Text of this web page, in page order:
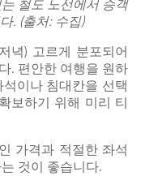
철도 노선에서 승객
. (출처: 수집)
녁) 고르게 분포되어
. 편안한 여행을 원하
이나 침대칸을 선택
보하기 위해 미리 티
가격과 적절한 좌석
것이 좋습니다.